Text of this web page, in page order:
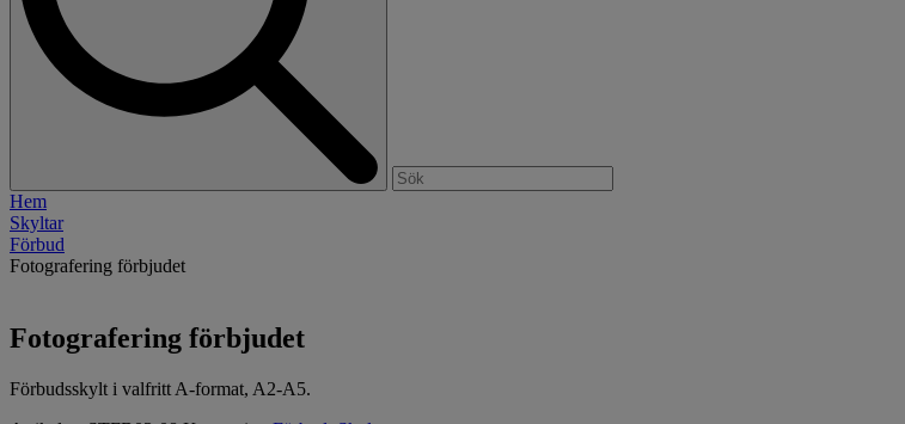
Hem
Skyltar
Förbud
Fotografering förbjudet
Fotografering förbjudet
Förbudsskylt i valfritt A-format, A2-A5.